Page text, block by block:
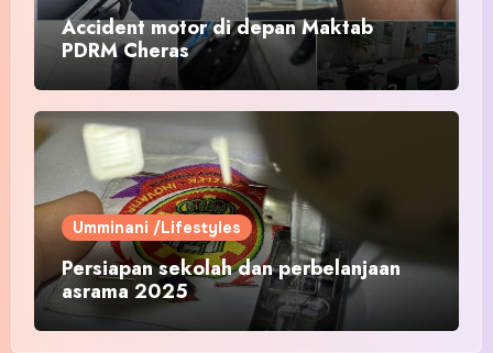
Accident motor di depan Maktab
PDRM Cheras
Umminani /Lifestyles
Persiapan sekolah dan perbelanjaan
asrama 2025